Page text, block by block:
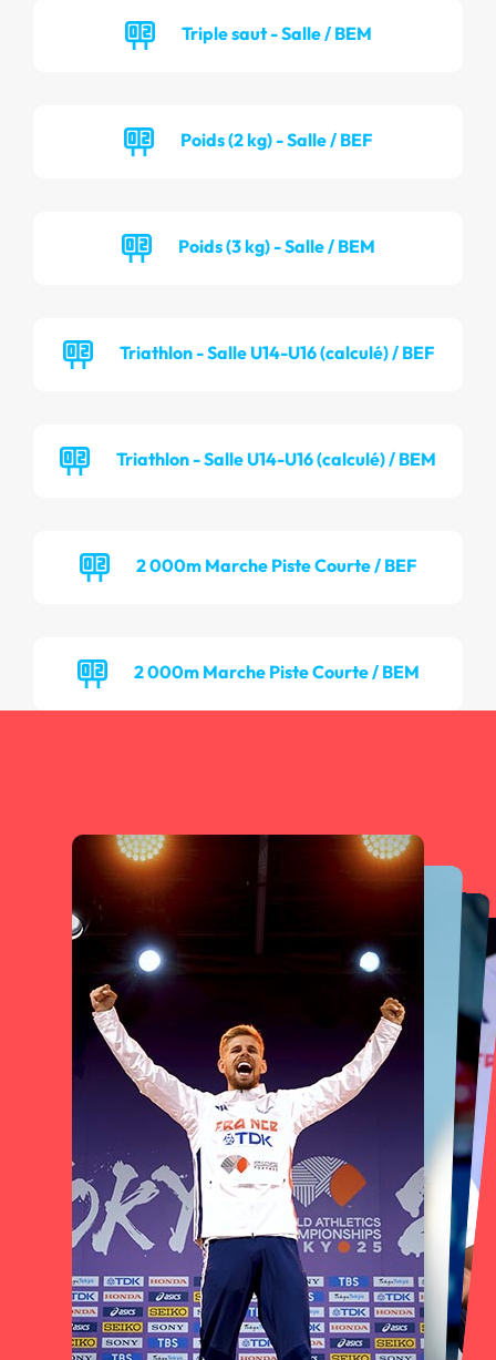
Triple saut - Salle / BEM
Poids (2 kg) - Salle / BEF
Poids (3 kg) - Salle / BEM
Triathlon - Salle U14-U16 (calculé) / BEF
Triathlon - Salle U14-U16 (calculé) / BEM
2 000m Marche Piste Courte / BEF
2 000m Marche Piste Courte / BEM